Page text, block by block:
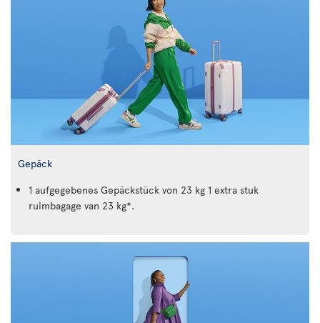
Gepäck
1 aufgegebenes Gepäckstück von 23 kg 1 extra stuk
ruimbagage van 23 kg*.